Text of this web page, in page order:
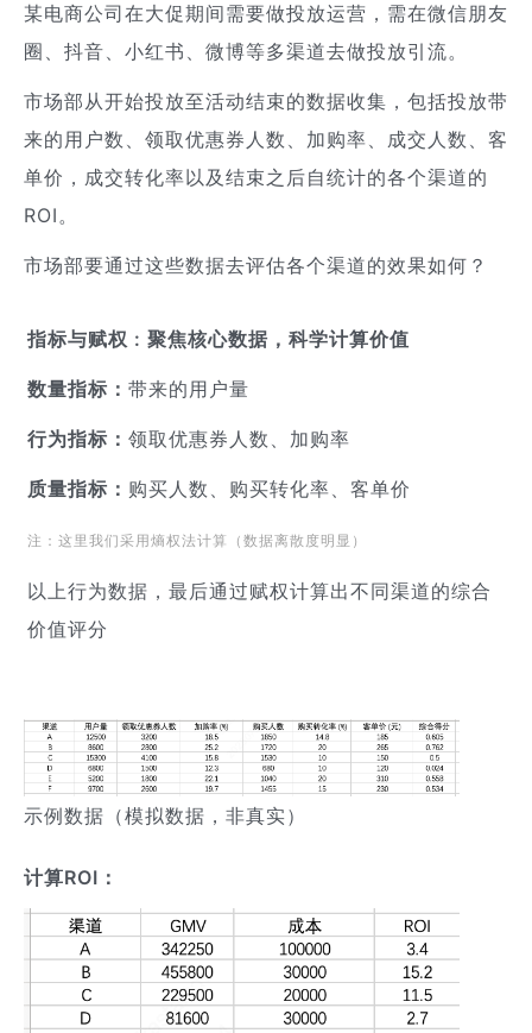
某电商公司在大促期间需要做投放运营，需在微信朋友
圈、抖音、小红书、微博等多渠道去做投放引流。
市场部从开始投放至活动结束的数据收集，包括投放带
来的用户数、领取优惠券人数、加购率、成交人数、客
单价，成交转化率以及结束之后自统计的各个渠道的
ROI。
市场部要通过这些数据去评估各个渠道的效果如何？
指标与赋权 : 聚焦核心数据，科学计算价值
数量指标： 带来的用户量
行为指标： 领取优惠券人数、加购率
质量指标： 购买人数、购买转化率、客单价
注：这里我们采用熵权法计算（数据离散度明显）
以上行为数据，最后通过赋权计算出不同渠道的综合
价值评分
示例数据（模拟数据，非真实）
计算ROI：